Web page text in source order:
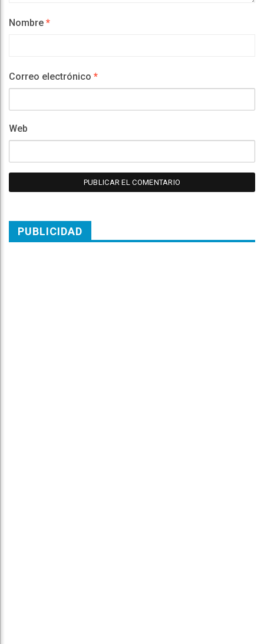
Nombre *
Correo electrónico *
Web
PUBLICIDAD